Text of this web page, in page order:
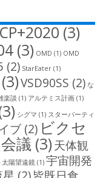
CP+2020 (3)
(3) OMD (1) OMD
(2) StarEater (1)
(3)VSD90SS (2) な
楽談 (1) アルテミス計画 (1)
シグマ (1) スターパーティ
ブ (2) ビクセ
議 (3)天体観
太陽望遠鏡 (1) 宇宙開発